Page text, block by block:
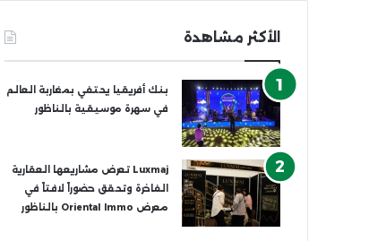
الأكثر مشاهدة
بنك أفريقيا يحتفي بمغاربة العالم
في سهرة موسيقية بالناظور
Luxmaj تعرض مشاريعها العقارية
الفاخرة وتحقق حضوراً لافتاً في
معرض Oriental Immo بالناظور